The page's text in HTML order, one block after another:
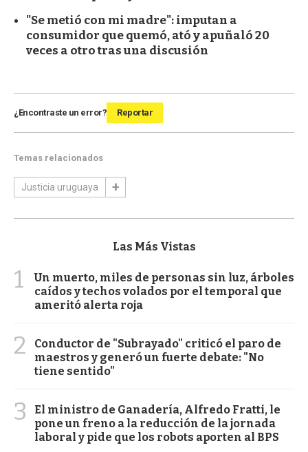
"Se metió con mi madre": imputan a
consumidor que quemó, ató y apuñaló 20
veces a otro tras una discusión
¿Encontraste un error? Reportar
Temas relacionados
Justicia uruguaya
Las Más Vistas
1
Un muerto, miles de personas sin luz, árboles
caídos y techos volados por el temporal que
ameritó alerta roja
2
Conductor de "Subrayado" criticó el paro de
maestros y generó un fuerte debate: "No
tiene sentido"
3
El ministro de Ganadería, Alfredo Fratti, le
pone un freno a la reducción de la jornada
laboral y pide que los robots aporten al BPS